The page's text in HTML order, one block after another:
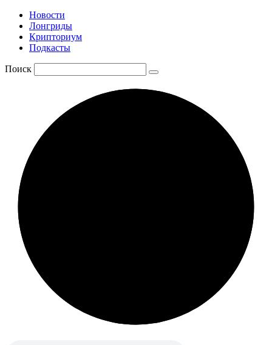
Новости
Лонгриды
Крипториум
Подкасты
Поиск